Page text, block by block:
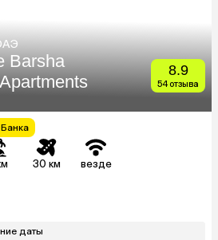
Barsha
8.9
54 отзыва
30 км везде
даты